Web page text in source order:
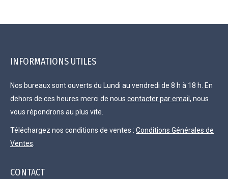
INFORMATIONS UTILES
Nos bureaux sont ouverts du Lundi au vendredi de 8 h à 18 h. En
dehors de ces heures merci de nous contacter par email , nous
vous répondrons au plus vite.
Téléchargez nos conditions de ventes : Conditions Générales de
Ventes
CONTACT